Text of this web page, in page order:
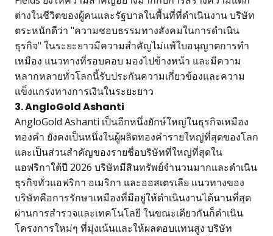
ต่างในชีวิตของผู้คนและรัฐบาลในพื้นที่ที่ดำเนินงาน บริษัท
ตระหนักดีว่า "ความชอบธรรมทางสังคมในการดำเนิน
ธุรกิจ" ในระยะยาวมีความสำคัญไม่แพ้ใบอนุญาตการทำ
เหมือง แนวทางที่รอบคอบ มองไปข้างหน้า และมีความ
หลากหลายทั่วโลกนี้รับประกันความเกี่ยวข้องและความ
แข็งแกร่งทางการเงินในระยะยาว
3. AngloGold Ashanti
AngloGold Ashanti เป็นอีกหนึ่งยักษ์ใหญ่ในธุรกิจเหมือง
ทองคำ ยังคงเป็นหนึ่งในผู้ผลิตทองคำรายใหญ่ที่สุดของโลก
และเป็นส่วนสำคัญของรายชื่อบริษัทที่ใหญ่ที่สุดใน
แอฟริกาใต้ปี 2026 บริษัทมีสินทรัพย์จำนวนมากและดำเนิน
ธุรกิจทั่วแอฟริกา อเมริกา และออสเตรเลีย แนวทางของ
บริษัทคือการรักษาเหมืองที่มีอยู่ให้ดำเนินงานได้นานที่สุด
ผ่านการสำรวจและเทคโนโลยี ในขณะเดียวกันก็ดำเนิน
โครงการใหม่ๆ ที่มุ่งเน้นและให้ผลตอบแทนสูง บริษัท